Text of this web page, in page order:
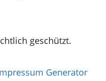
geschützt.
Generator